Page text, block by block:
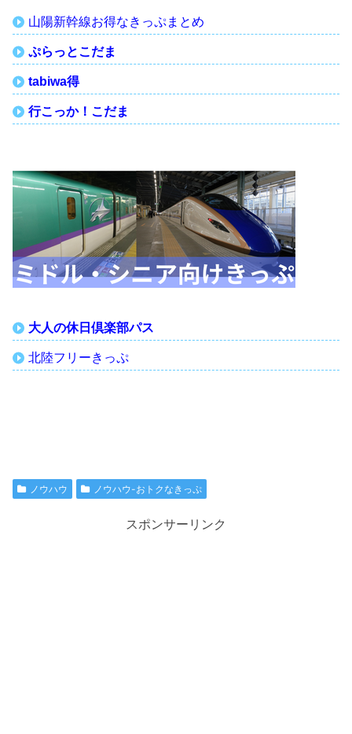
山陽新幹線お得なきっぷまとめ
ぷらっとこだま
tabiwa得
行こっか！こだま
大人の休日倶楽部パス
北陸フリーきっぷ
ノウハウ ノウハウ-おトクなきっぷ
スポンサーリンク